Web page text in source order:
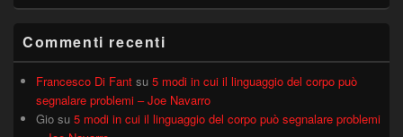
Commenti recenti
Francesco Di Fant su 5 modi in cui il linguaggio del corpo può
segnalare problemi – Joe Navarro
Gio su 5 modi in cui il linguaggio del corpo può segnalare problemi